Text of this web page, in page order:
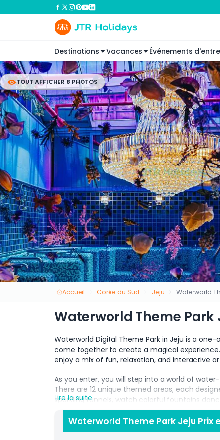
Destinations Vacances Événements
TOUT AFFICHER 8 PHOTOS
Accueil Corée du Sud Jeju Waterworld
Waterworld Theme Park
Waterworld Digital Theme Park in Jeju is a
come together to create a magical
enjoy a mix of fun, relaxation, and interactive
As you enter, you will step into a world of
There are 12 unique themed areas, each
sparkling tunnels, watch colorful fountains
to life. Every corner of the park offers
Families with children will love the interactive
Lire la suite
Waterworld Theme Park Jeju Prix